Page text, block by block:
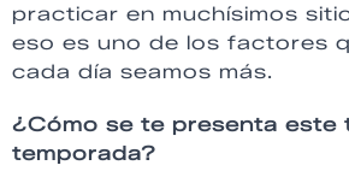
practicar en muchísimos
eso es uno de los factores
cada día seamos más.
¿Cómo se te presenta este
temporada?